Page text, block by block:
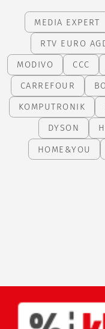
MEDIA EXPERT
RTV EURO
MODIVO
CCC
CARREFOUR
KOMPUTRONIK
DYSON
HOME&YOU